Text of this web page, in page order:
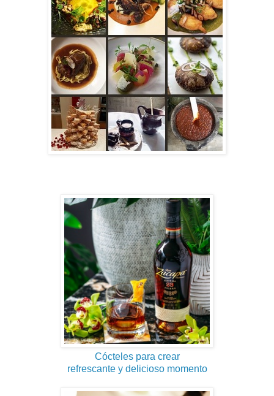
Cócteles para crear
refrescante y delicioso momento